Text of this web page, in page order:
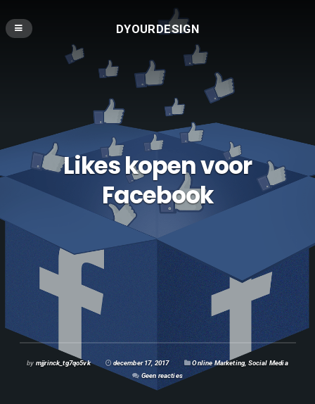
DYOURDESIGN
Likes kopen voor
Facebook
by mjjrinck_tg7qo5vk december 17, 2017 Online Marketing, Social Media
Geen reacties